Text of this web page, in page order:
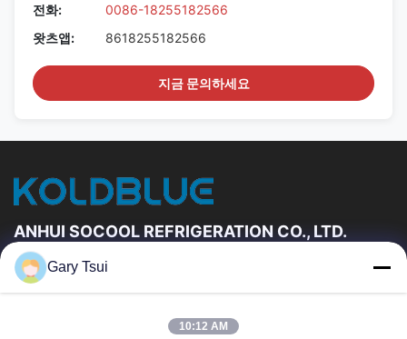
전화:
0086-18255182566
왓츠앱:
8618255182566
지금 문의하세요
ANHUI SOCOOL REFRIGERATION CO., LTD.
빠른 링크
우리에 대하여
Gary Tsui
10:12 AM